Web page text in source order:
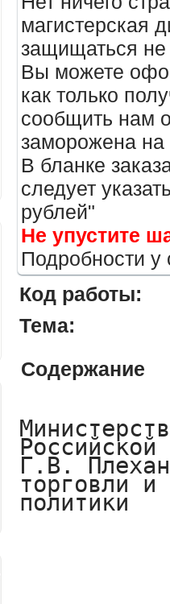
магистерская
защищаться не
Вы можете
как только
сообщить нам
заморожена
В бланке
следует
рублей"
Не упустите
Подробности
Код работы:
Тема:
Содержание
Министерство образования и науки Российской Федерации ФГБОУ ВО «РЭУ им. Г.В. Плеханова» Факультет «Экономики торговли и товароведения» Кафедра торговой политики








КУРСОВАЯ РАБОТА

По дисциплине «Коммерция в сфере обращения»

На тему: «Сфера обращения в условиях усиления влияния торговых сетей»









Выполнила:

студентка группы 26Д-ТО-32/17

очной формы обучения

Факультета Экономики торговли и товароведения Брызгалова Анастасия Геннадиевна


Научный руководитель: к. т. н., доцент Никишин Александр Федорович





Москва


2018

Содержание




Введение	3

Глава 1. Сфера обращения и ее роль в современных условиях	5

1.1 Сфера товарного обращения: понятие и функции	5

1.2 Сущность товарного обращения, его формы, структура и субъекты	6

1.3 Торговля и ее роль в сфере обращения	8

1.4 Коммерческая деятельность в сфере товарного обращения	10

1.5. Торговые сети	13

Глава 2. Влияние развития торговой сети IKEA на сферу обращения

Российской Федерации	20

2.1 Сфера обращения в условиях развития торговых сетей	20

2.2 Анализ влияния развития торговой сети IKEA на сферу обращения	27

2.3 Перспективы развития торговых сетей Российской Федерации	29

Заключение	34

Список литературы	35


































2


Введение



     В курсовой работе будет рассмотрено усиление влияния и функционирования рынка сетевой розничной торговли в настоящее время.

Актуальность исследования обуславливается тем, что сфера розничной торговли является динамичной и высокодоходной отраслью российской экономики, она оказывает непосредственное влияние на уровень жизни населения страны и ее регионов, вместе с тем увеличивается темп жизни и люди стараются экономить время, а также на развитие и функционирование производственной сферы.

     Розничная торговля демонстрирует динамику доходов населения и потребительских цен. С каждым годом розничная сетевая торговля развивается большими темпами, за последний год объем торговли через супермаркеты, гипермаркеты и универсамы увеличился в 2 раза, что показывает развитие в нашей стране и регионах сетевой розничной торговли

и сокращение доли различных рынков. Происходит проникновение западных торговых сетей на основе франчайзинга и потребители постепенно переходят на западные стандарты обслуживания и предпочитают современные форматы, которые позволяют экономить время, деньги, получать качественные услуги в одном месте.

     Российские сети продолжают проникать в регионы и это позволяет им диверсифицировать риски, повысить выручку, усилить имидж компании как национального игрока, получить конкурентное преимущество от выхода на рынок первыми.

     Торговые сети позволяют быстро и удобно получать нужные товары и услуги с наименьшей затратой времени рядом с домом или местом работы.

     Целью исследования является выявить достоинства и недостатки (перспективы)развития торговых сетей.

Основными задачами, поставленными для достижения цели можно считать:

3

- рассмотрение теоретических аспектов сферы обращения и торговых сетей; -провести анализ развития торговых сетей в РФ;

-рассмотреть ситуацию на рынке мебели, на примере торговой сети IKEA;

- сформулировать достоинства и недостатки развития торговых сетей Теоретической и методологической